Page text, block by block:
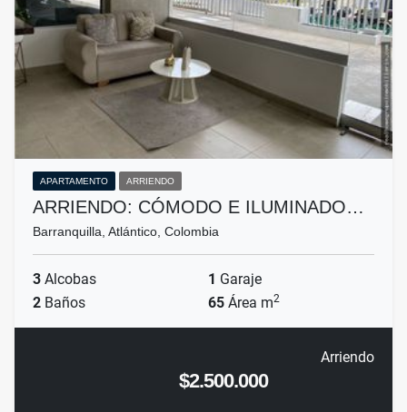
APARTAMENTO ARRIENDO
ARRIENDO: CÓMODO E ILUMINADO…
Barranquilla, Atlántico, Colombia
3 Alcobas 1 Garaje
2 Baños 65 Área m2
Arriendo
$2.500.000